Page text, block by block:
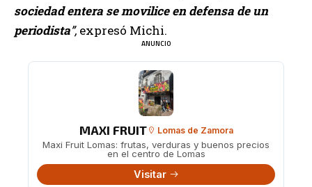
sociedad entera se movilice en defensa de un
periodista”, expresó Michi.
ANUNCIO
MAXI FRUIT Lomas de Zamora
Maxi Fruit Lomas: frutas, verduras y buenos precios
en el centro de Lomas
Visitar